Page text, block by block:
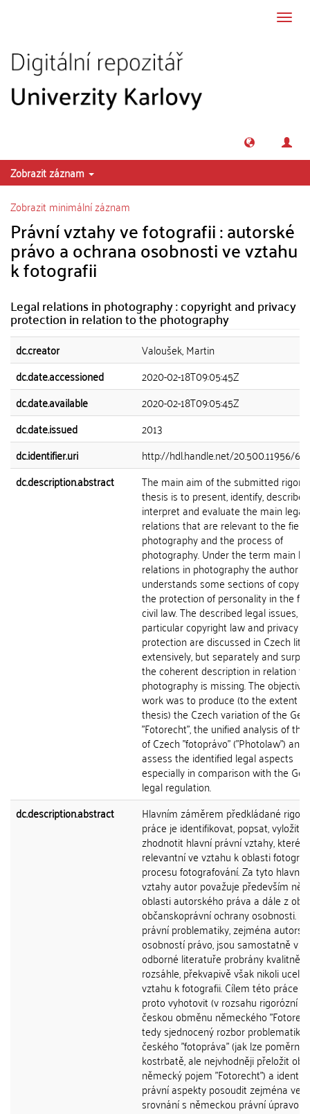
Zobrazit záznam
Zobrazit minimální záznam
Právní vztahy ve fotografii : autorské
právo a ochrana osobnosti ve vztahu
k fotografii
Legal relations in photography : copyright and privacy
protection in relation to the photography
dc.creator
Valoušek, Martin
dc.date.accessioned
2020-02-18T09:05:45Z
dc.date.available
2020-02-18T09:05:45Z
dc.date.issued
2013
dc.identifier.uri
http://hdl.handle.net/20.500.11956/
dc.description.abstract
The main aim of the submitted
thesis is to present, identify, describe,
interpret and evaluate the main legal
relations that are relevant to the field
photography and the process of
photography. Under the term main
relations in photography the author
understands some sections of
the protection of personality in the
civil law. The described legal issues, in
particular copyright law and privacy
protection are discussed in Czech
extensively, but separately and
the coherent description in relation
photography is missing. The
work was to produce (to the extent
thesis) the Czech variation of the
"Fotorecht", the unified analysis of
of Czech "fotoprávo" ("Photolaw") and
assess the identified legal aspects
especially in comparison with the
legal regulation.
dc.description.abstract
Hlavním záměrem předkládané
práce je identifikovat, popsat, vyložit a
zhodnotit hlavní právní vztahy, které
relevantní ve vztahu k oblasti
procesu fotografování. Za tyto hlavní
vztahy autor považuje především
oblasti autorského práva a dále z
občanskoprávní ochrany osobnosti.
právní problematiky, zejména
osobností právo, jsou samostatně v
odborné literatuře probrány kvalitně a
rozsáhle, překvapivě však nikoli
vztahu k fotografii. Cílem této práce
proto vyhotovit (v rozsahu rigorózní
českou obměnu německého
tedy sjednocený rozbor problematiky
českého "fotopráva" (jak lze poměrně
kostrbatě, ale nejvhodněji přeložit
německý pojem "Fotorecht") a
právní aspekty posoudit zejména ve
srovnání s německou právní úpravou.